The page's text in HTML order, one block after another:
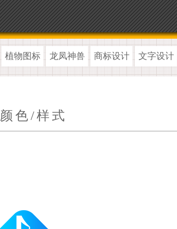
植物图标 龙凤神兽 商标设计 文字设计
颜色/样式